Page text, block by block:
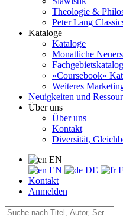
Theologie &
Peter Lang
Kataloge
Kataloge
Monatliche
«Coursebook»
Weiteres
Neuigkeiten und
Über uns
Über uns
Kontakt
Diversität,
EN
EN
DE
Kontakt
Anmelden